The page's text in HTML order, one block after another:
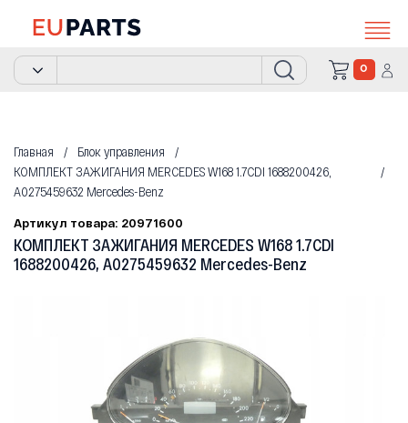
0
Главная
Блок управления
КОМПЛЕКТ ЗАЖИГАНИЯ MERCEDES W168 1.7CDI 1688200426,
A0275459632 Mercedes-Benz
Артикул товара: 20971600
КОМПЛЕКТ ЗАЖИГАНИЯ MERCEDES W168 1.7CDI
1688200426, A0275459632 Mercedes-Benz